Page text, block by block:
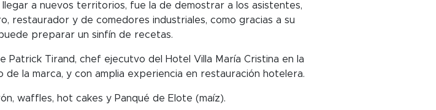
a nuevos territorios, fue la de demostrar a los asistentes,
restaurador y de comedores industriales, como gracias a su
preparar un sinfín de recetas.
Tirand, chef ejecutvo del Hotel Villa María Cristina en la
de la marca, y con amplia experiencia en restauración hotelera.
waffles, hot cakes y Panqué de Elote (maíz).